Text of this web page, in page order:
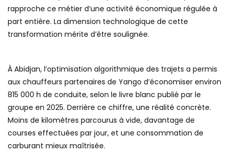
rapproche ce métier d’une activité économique régulée à
part entière. La dimension technologique de cette
transformation mérite d’être soulignée.
À Abidjan, l’optimisation algorithmique des trajets a permis
aux chauffeurs partenaires de Yango d’économiser environ
815 000 h de conduite, selon le livre blanc publié par le
groupe en 2025. Derrière ce chiffre, une réalité concrète.
Moins de kilomètres parcourus à vide, davantage de
courses effectuées par jour, et une consommation de
carburant mieux maîtrisée.